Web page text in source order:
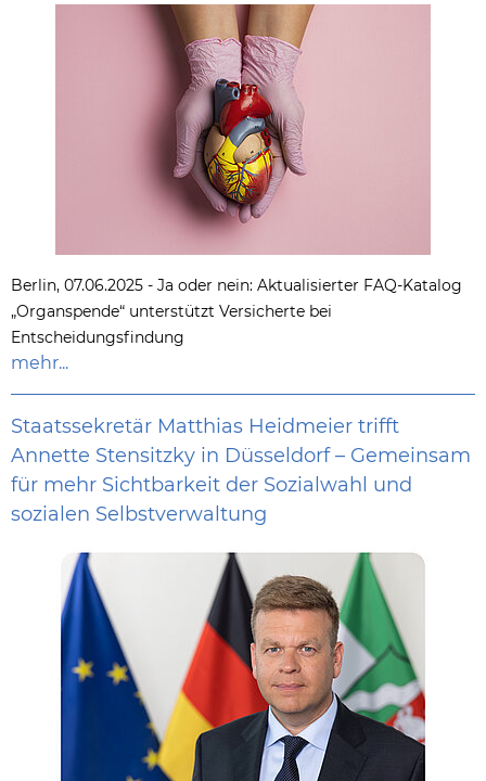
Berlin, 07.06.2025 - Ja oder nein: Aktualisierter FAQ-Katalog
„Organspende“ unterstützt Versicherte bei
Entscheidungsfindung
mehr...
Staatssekretär Matthias Heidmeier trifft
Annette Stensitzky in Düsseldorf – Gemeinsam
für mehr Sichtbarkeit der Sozialwahl und
sozialen Selbstverwaltung